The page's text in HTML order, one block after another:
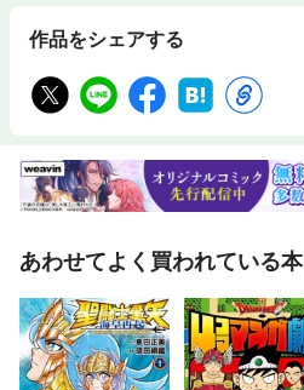
作品をシェアする
あわせてよく買われている本